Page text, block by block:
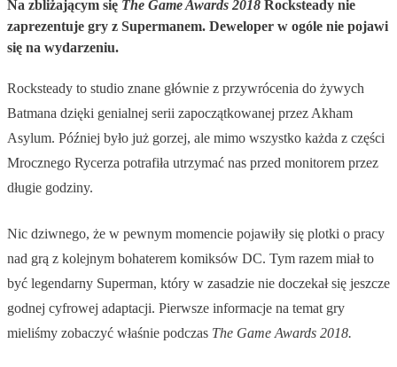
Na zbliżającym się The Game Awards 2018 Rocksteady nie
zaprezentuje gry z Supermanem. Deweloper w ogóle nie pojawi
się na wydarzeniu.
Rocksteady to studio znane głównie z przywrócenia do żywych
Batmana dzięki genialnej serii zapoczątkowanej przez Akham
Asylum. Później było już gorzej, ale mimo wszystko każda z części
Mrocznego Rycerza potrafiła utrzymać nas przed monitorem przez
długie godziny.
Nic dziwnego, że w pewnym momencie pojawiły się plotki o pracy
nad grą z kolejnym bohaterem komiksów DC. Tym razem miał to
być legendarny Superman, który w zasadzie nie doczekał się jeszcze
godnej cyfrowej adaptacji. Pierwsze informacje na temat gry
mieliśmy zobaczyć właśnie podczas The Game Awards 2018.